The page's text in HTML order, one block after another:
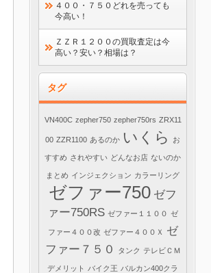
４００・７５０どれを売っても
今高い！
ＺＺＲ１２００の買取査定は今
高い？安い？相場は？
タグ
VN400C zepher750 zepher750rs ZRX11
00 ZZR1100 あるのか いくら お
すすめ されやすい どんなお店 ないのか
まとめ インジェクション カラーリング
ゼファー750 ゼフ
ァー750RS ゼファー１１００ ゼ
ファー４００改 ゼファー４００Ｘ
ゼ
ファー７５０
タンク テレビＣＭ
デメリット バイク王 バルカン400クラ